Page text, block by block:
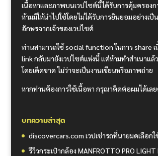
เนื้อหาและภาพบนเวปไซต์นี้ได้รับการคุ้มครอง
ห้ามมิให้นำไปใช้โดยไม่ได้รับการยินยอมอย่างเ
อักษรจากเจ้าของเวปไซต์
ท่านสามารถใช้ social function ในการ share
link กลับมายังเวปไซต์แห่งนี้ แต่ห้ามทำสำเนาแล้
โดยเด็ดขาด ไม่ว่าจะเป็นงานเขียนหรือภาพถ่าย
หากท่านต้องการใช้เนื้อหา กรุณาติดต่อผมได้เล
บทความล่าสุด
discovercars.com เวปเช่ารถที่นายมดเลือกใ
รีวิวกระเป๋ากล้อง MANFROTTO PRO LIGHT